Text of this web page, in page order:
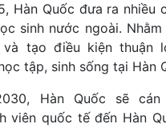
Hàn Quốc đưa ra nhiều
sinh nước ngoài.
và tạo điều kiện thuận
tập, sinh sống tại Hàn
Hàn Quốc sẽ
viên quốc tế đến Hàn